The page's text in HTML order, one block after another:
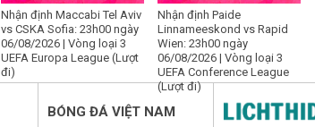
Nhận định Maccabi Tel Aviv
vs CSKA Sofia: 23h00 ngày
06/08/2026 | Vòng loại 3
UEFA Europa League (Lượt
đi)
Nhận định Paide
Linnameeskond vs Rapid
Wien: 23h00 ngày
06/08/2026 | Vòng loại 3
UEFA Conference League
(Lượt đi)
BÓNG ĐÁ VIỆT NAM